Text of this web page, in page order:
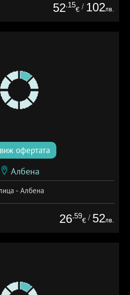
52.15
€ / 102лв.
виж офертата
Албена
- Албена
26.59
€ / 52лв.